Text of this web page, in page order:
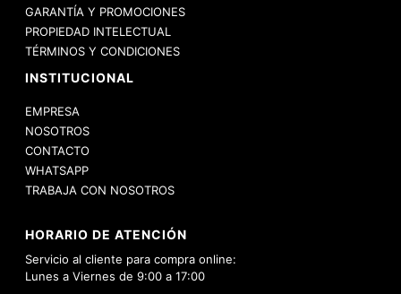
GARANTÍA Y PROMOCIONES
PROPIEDAD INTELECTUAL
TÉRMINOS Y CONDICIONES
INSTITUCIONAL
EMPRESA
NOSOTROS
CONTACTO
WHATSAPP
TRABAJA CON NOSOTROS
HORARIO DE ATENCIÓN
Servicio al cliente para compra online:
Lunes a Viernes de 9:00 a 17:00